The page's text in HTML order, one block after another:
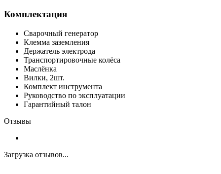
Комплектация
Сварочный генератор
Клемма заземления
Держатель электрода
Транспортировочные колёса
Маслёнка
Вилки, 2шт.
Комплект инструмента
Руководство по эксплуатации
Гарантийный талон
Отзывы
Загрузка отзывов...